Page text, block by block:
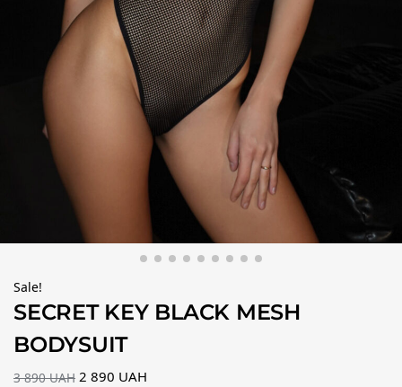
Sale!
SECRET KEY BLACK MESH
BODYSUIT
3 890UAH 2 890 UAH